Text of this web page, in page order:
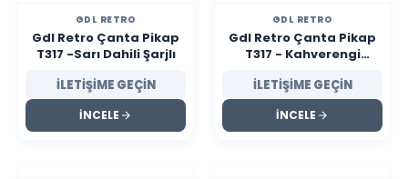
GDL RETRO
Gdl Retro Çanta Pikap
T317 -Sarı Dahili Şarjlı
İLETİŞİME GEÇİN
İNCELE
GDL RETRO
Gdl Retro Çanta Pikap
T317 - Kahverengi
İLETİŞİME GEÇİN
İNCELE